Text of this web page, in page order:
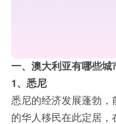
一、澳大利亚有哪些城
1、悉尼
悉尼的经济发展蓬勃，
的华人移民在此定居